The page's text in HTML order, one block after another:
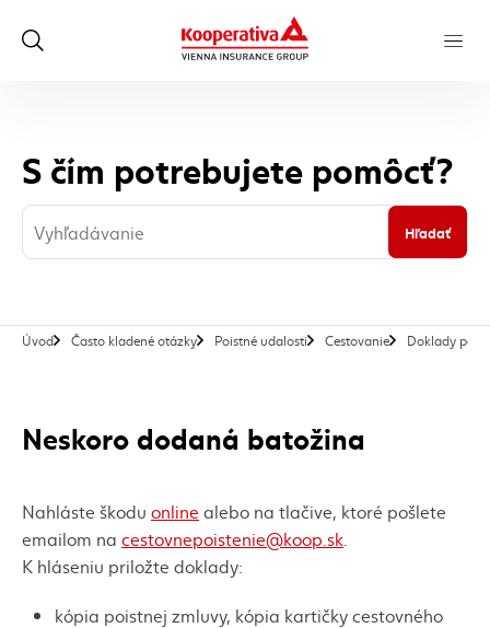
S čím potrebujete pomôcť?
Hľadať
Úvod Často kladené otázky Poistné udalosti Cestovanie Doklady
Neskoro dodaná batožina
Nahláste škodu online alebo na tlačive, ktoré pošlete
emailom na cestovnepoistenie@koop.sk
K hláseniu priložte doklady:
kópia poistnej zmluvy, kópia kartičky cestovného